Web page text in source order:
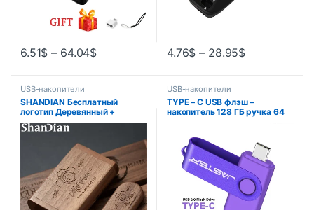
6.51$ – 64.04$ 4.76$ – 28.95$
USB-накопители
SHANDIAN Бесплатный
логотип Деревянный +
коробка USB 2.0 Флэш-
накопитель 4 ГБ 16 ГБ 32 ГБ
64 ГБ Флэш-накопитель
Память свадебная
фотография Подарок U Диск
USB-накопители
TYPE – C USB флэш –
накопитель 128 ГБ ручка 64
бизнес Подарок Красная
флешка синий 32G